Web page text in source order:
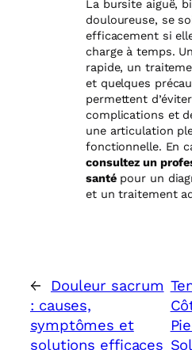
La bursite aiguë,
douloureuse, se
efficacement si
charge à temps.
rapide, un
et quelques
permettent
complications et
une articulation
fonctionnelle. En
consultez un
santépour un
et un traitement
←
Douleur sacrum
: causes,
symptômes et
solutions efficaces